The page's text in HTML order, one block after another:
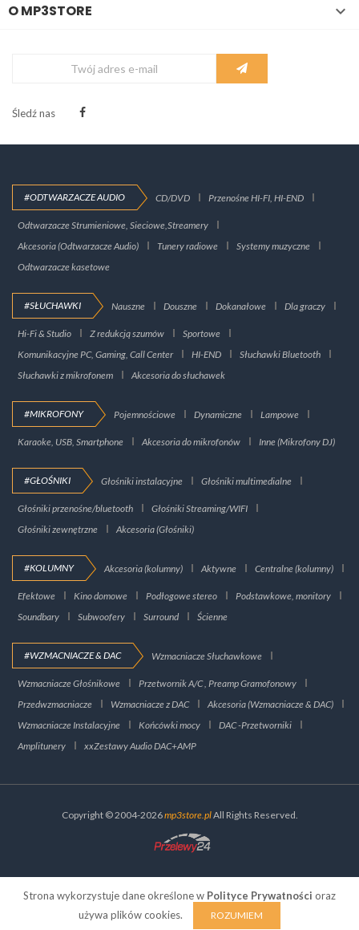
O MP3STORE 
Śledź nas
#ODTWARZACZE AUDIO CD/DVD Przenośne HI-FI, HI-END
Odtwarzacze Strumieniowe, Sieciowe,Streamery
Akcesoria (Odtwarzacze Audio)
Tunery radiowe
Systemy muzyczne
Odtwarzacze kasetowe
#SŁUCHAWKI Nauszne Douszne Dokanałowe Dla graczy
Hi-Fi & Studio Z redukcją szumów
Sportowe
Komunikacyjne PC, Gaming, Call Center
HI-END
Słuchawki Bluetooth
Słuchawki z mikrofonem
Akcesoria do słuchawek
#MIKROFONY Pojemnościowe Dynamiczne Lampowe
Karaoke, USB, Smartphone Akcesoria do mikrofonów Inne (Mikrofony DJ)
#GŁOŚNIKI Głośniki instalacyjne Głośniki multimedialne
Głośniki przenośne/bluetooth
Głośniki Streaming/WIFI
Głośniki zewnętrzne
Akcesoria (Głośniki)
#KOLUMNY Akcesoria (kolumny) Aktywne Centralne (kolumny)
Efektowe Kino domowe Podłogowe stereo
Podstawkowe, monitory
Soundbary
Subwoofery Surround Ścienne
#WZMACNIACZE & DAC Wzmacniacze Słuchawkowe
Wzmacniacze Głośnikowe
Przetwornik A/C , Preamp Gramofonowy
Przedwzmacniacze
Wzmacniacze z DAC
Akcesoria (Wzmacniacze & DAC)
Wzmacniacze Instalacyjne
Końcówki mocy
DAC -Przetworniki
Amplitunery
xxZestawy Audio DAC+AMP
Copyright © 2004-2026mp3store.plAll Rights Reserved.
Strona wykorzystuje dane określone w Polityce Prywatności oraz
używa plików cookies.
ROZUMIEM